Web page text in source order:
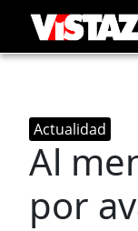
Actualidad
Al
por